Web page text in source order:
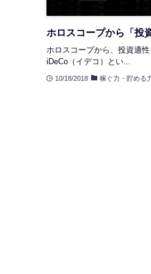
ホロスコープから「投
ホロスコープから、投資適
iDeCo（イデコ）とい...
10/18/2018 稼ぐ力・貯める